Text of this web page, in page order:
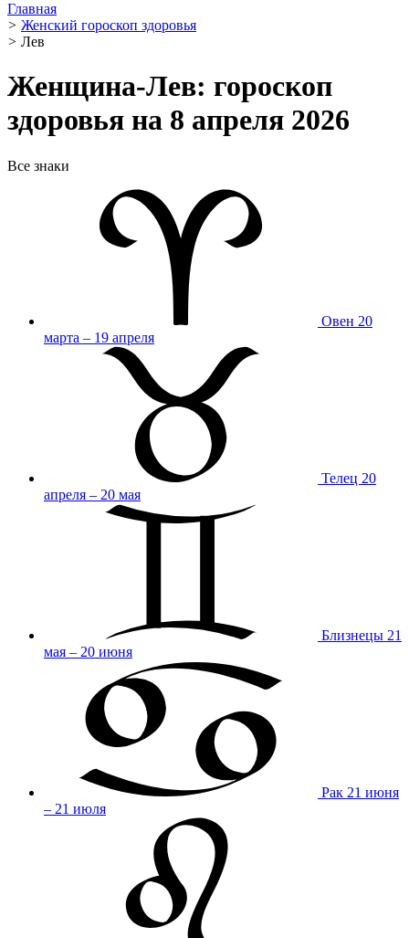
Главная
> Женский гороскоп здоровья
> Лев ️
Женщина-Лев: гороскоп
здоровья на 8 апреля 2026
Все знаки
Овен 20
марта – 19 апреля
Телец 20
апреля – 20 мая
Близнецы 21
мая – 20 июня
Рак 21 июня
– 21 июля